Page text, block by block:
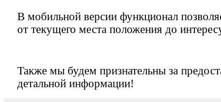
В мобильной версии функционал
от текущего места положения до
Также мы будем признательны за
детальной информации!